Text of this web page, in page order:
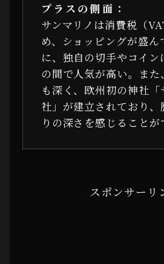
プラスの側面：
サンマリノは消費税（
め、ショッピングが盛ん
に、独自の切手やコイン
の間で人気が高い。ま
も深く、欧州初の神社「
社」が建立されており
りの深さを感じることが
スポンサーリ